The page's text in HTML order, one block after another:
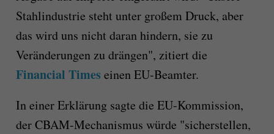
Stahlindustrie steht unter großem Druck, aber
das wird uns nicht daran hindern, sie zu
Veränderungen zu drängen", zitiert die
Financial Times einen EU-Beamter.
In einer Erklärung sagte die EU-Kommission,
der CBAM-Mechanismus würde "sicherstellen,